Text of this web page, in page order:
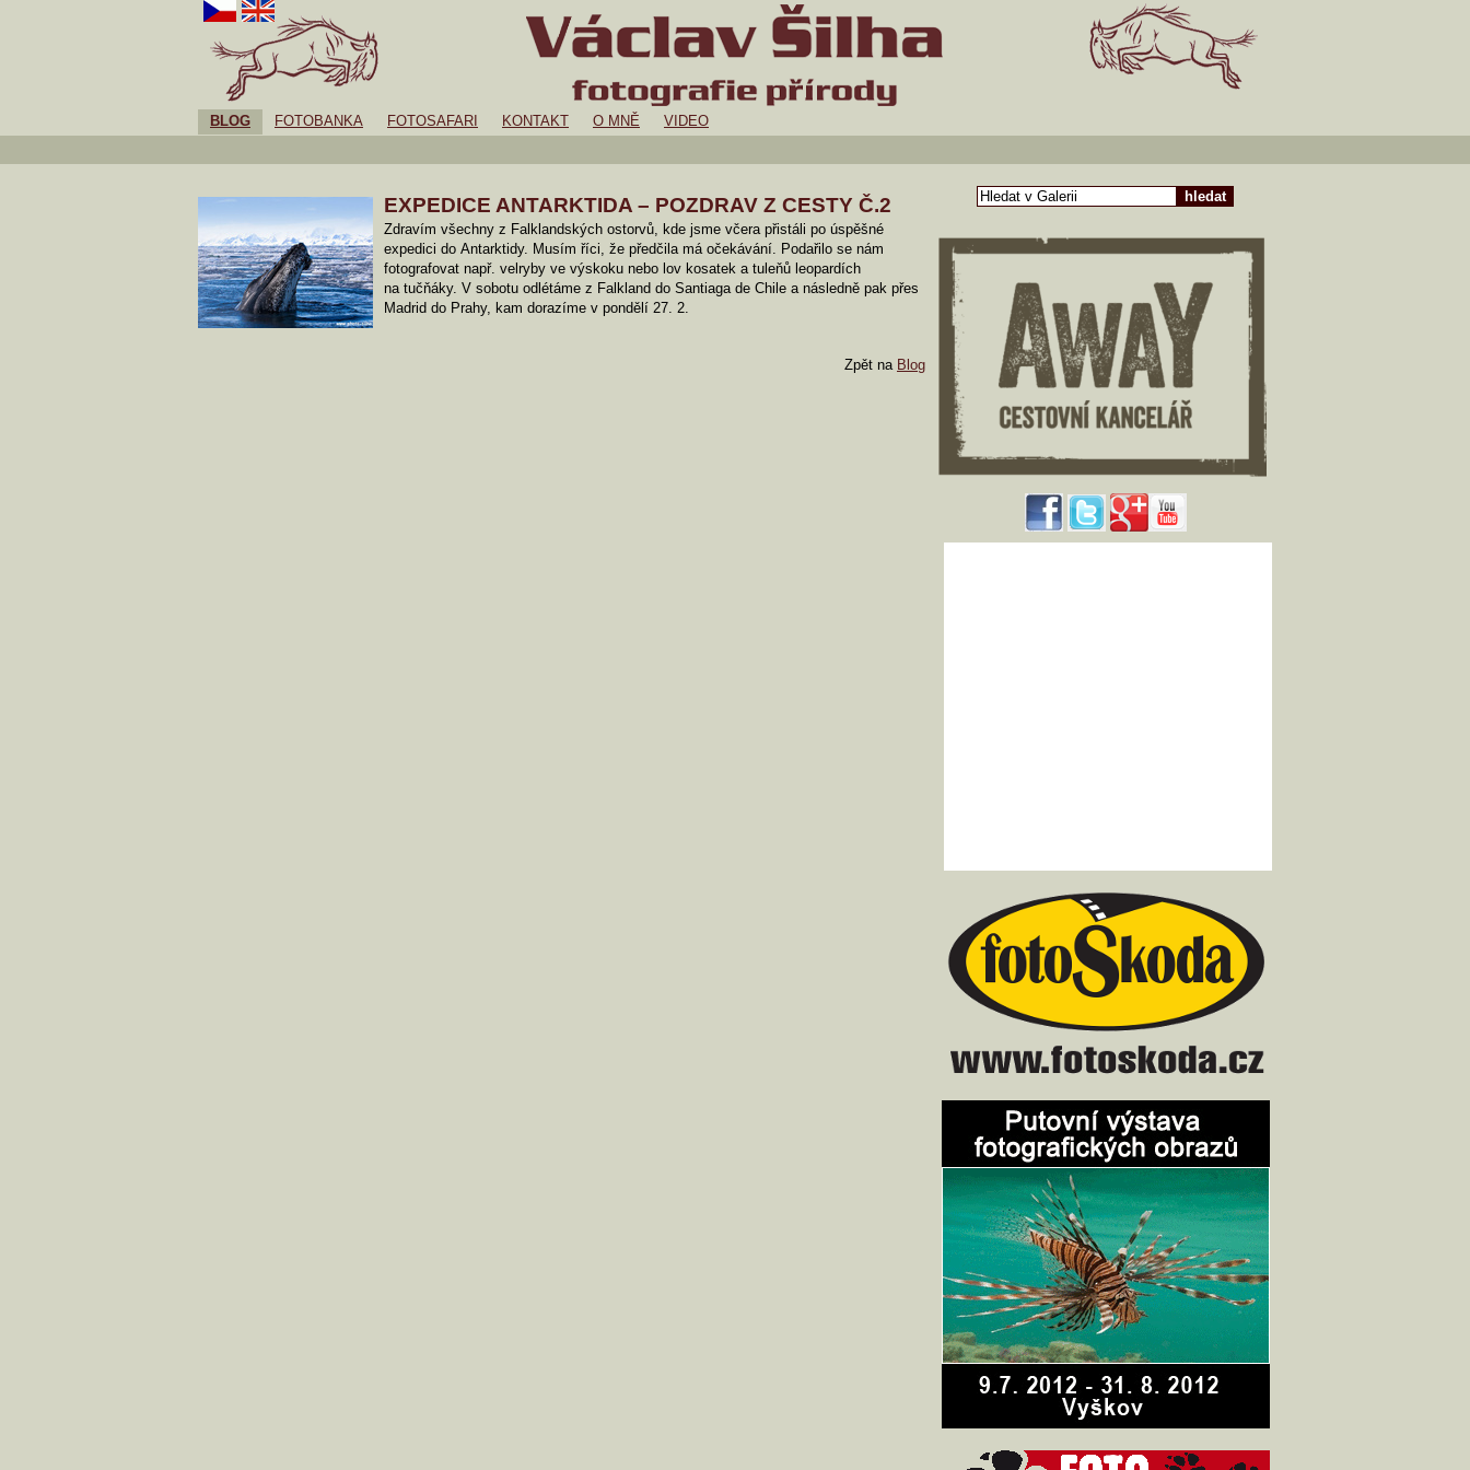
BLOG FOTOBANKA FOTOSAFARI KONTAKT O MNĚ VIDEO
EXPEDICE ANTARKTIDA – POZDRAV Z CESTY Č.2
Zdravím všechny z Falklandských ostorvů, kde jsme včera přistáli po úspěšné
expedici do Antarktidy. Musím říci, že předčila má očekávání. Podařilo se nám
fotografovat např. velryby ve výskoku nebo lov kosatek a tuleňů leopardích
na tučňáky. V sobotu odlétáme z Falkland do Santiaga de Chile a následně pak přes
Madrid do Prahy, kam dorazíme v pondělí 27. 2.
Zpět na Blog